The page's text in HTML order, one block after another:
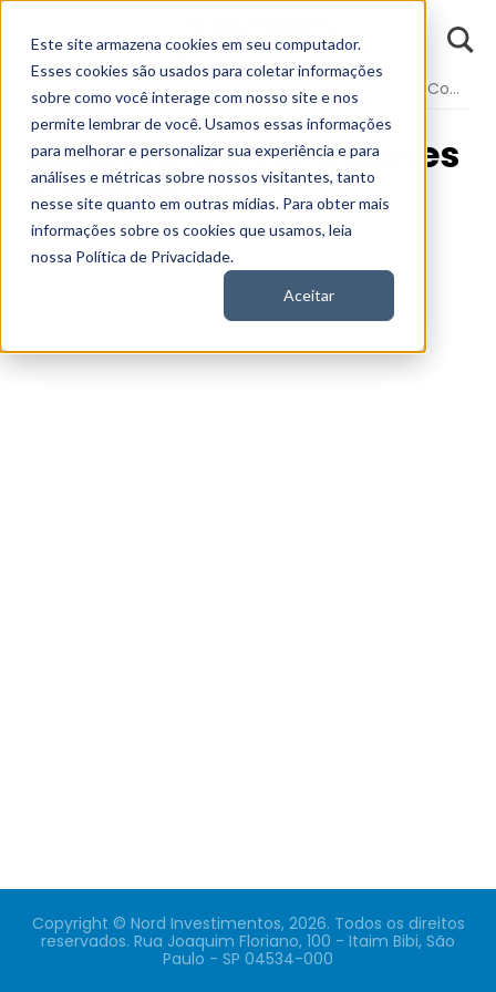
Este site armazena cookies em seu computador.
Esses cookies são usados para coletar informações
sobre como você interage com nosso site e nos
permite lembrar de você. Usamos essas informações
para melhorar e personalizar sua experiência e para
análises e métricas sobre nossos visitantes, tanto
nesse site quanto em outras mídias. Para obter mais
informações sobre os cookies que usamos, leia
nossa Política de Privacidade.
Aceitar
Segmentos da Bolsa Segmento - Motores, Compressores e Outros
Motores, Compressores
e Outros
Copyright © Nord Investimentos, 2026. Todos os direitos
reservados. Rua Joaquim Floriano, 100 - Itaim Bibi, São
Paulo - SP 04534-000